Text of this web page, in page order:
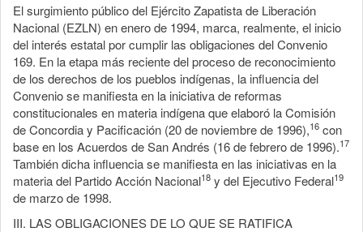
El surgimiento público del Ejército Zapatista de Liberación
Nacional (EZLN) en enero de 1994, marca, realmente, el inicio
del interés estatal por cumplir las obligaciones del Convenio
169. En la etapa más reciente del proceso de reconocimiento
de los derechos de los pueblos indígenas, la influencia del
Convenio se manifiesta en la iniciativa de reformas
constitucionales en materia indígena que elaboró la Comisión
de Concordia y Pacificación (20 de noviembre de 1996),16 con
base en los Acuerdos de San Andrés (16 de febrero de 1996).17
También dicha influencia se manifiesta en las iniciativas en la
materia del Partido Acción Nacional18 y del Ejecutivo Federal19
de marzo de 1998.
III. LAS OBLIGACIONES DE LO QUE SE RATIFICA